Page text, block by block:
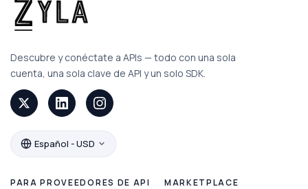
Descubre y conéctate a APIs — todo con una sola
cuenta, una sola clave de API y un solo SDK.
Español - USD
PARA PROVEEDORES DE API MARKETPLACE